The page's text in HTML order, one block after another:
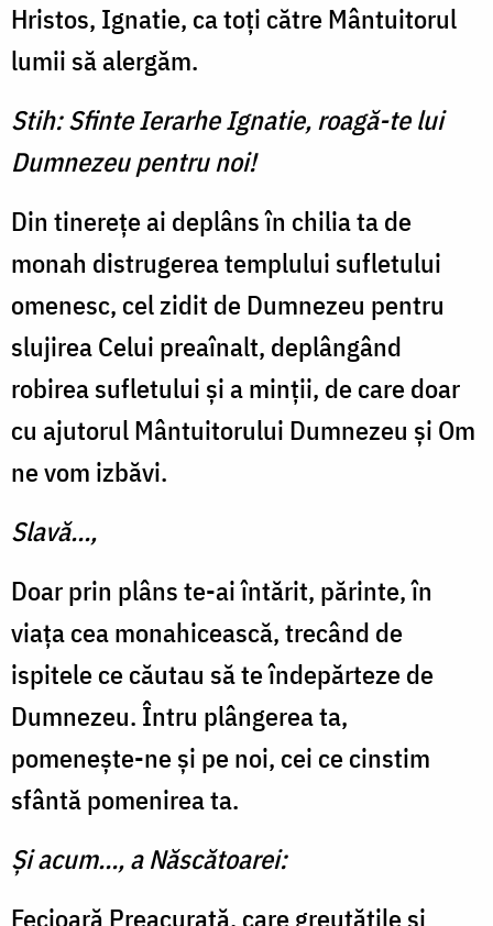
Hristos, Ignatie, ca toți către Mântuitorul
lumii să alergăm.
Stih: Sfinte Ierarhe Ignatie, roagă-te lui
Dumnezeu pentru noi!
Din tinerețe ai deplâns în chilia ta de
monah distrugerea templului sufletului
omenesc, cel zidit de Dumnezeu pentru
slujirea Celui preaînalt, deplângând
robirea sufletului și a minții, de care doar
cu ajutorul Mântuitorului Dumnezeu și Om
ne vom izbăvi.
Slavă…,
Doar prin plâns te-ai întărit, părinte, în
viața cea monahicească, trecând de
ispitele ce căutau să te îndepărteze de
Dumnezeu. Întru plângerea ta,
pomenește-ne și pe noi, cei ce cinstim
sfântă pomenirea ta.
Și acum…, a Născătoarei:
Fecioară Preacurată, care greutățile și